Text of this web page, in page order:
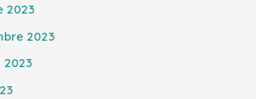
2023
2023